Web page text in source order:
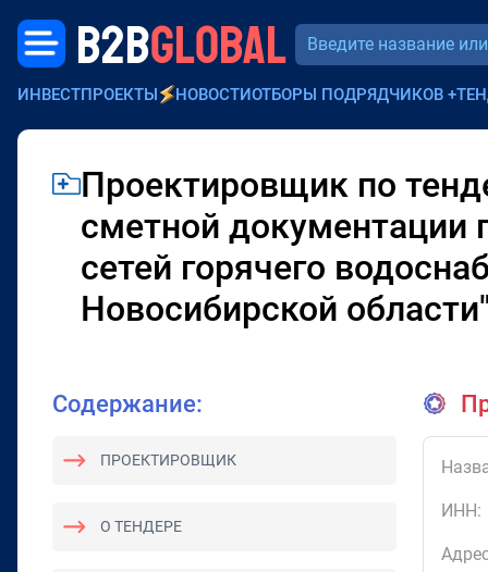
B2BGLOBAL
ИНВЕСТПРОЕКТЫ НОВОСТИОТБОРЫ ПОДРЯДЧИКОВ +
Проектировщик по
сметной документации
сетей горячего
Новосибирской
Содержание:
ПРОЕКТИРОВЩИК
О ТЕНДЕРЕ
ИНН: